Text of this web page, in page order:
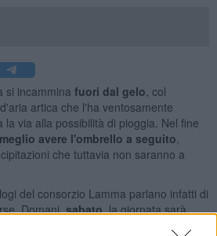
si incammina fuori dal gelo , col
artica che l'ha ventosamente
via alla possibilità di pioggia. Nel fine
meglio avere l'ombrello a seguito
che tuttavia non saranno a
del consorzio Lamma parlano infatti di
Domani,sabato, la giornata sarà